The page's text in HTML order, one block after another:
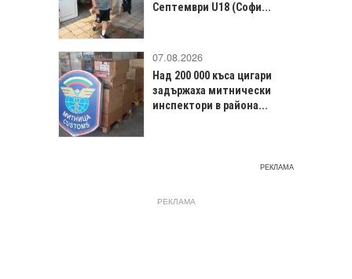
Септември U18 (Софи...
07.08.2026
Над 200 000 къса цигари
задържаха митнически
инспектори в района...
РЕКЛАМА
РЕКЛАМА